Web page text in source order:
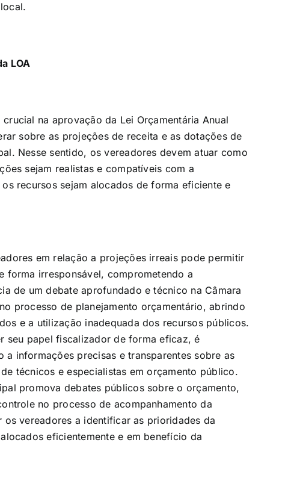
LOA
na aprovação da Lei Orçamentária Anual
sobre as projeções de receita e as dotações de
Nesse sentido, os vereadores devem atuar como
sejam realistas e compatíveis com a
recursos sejam alocados de forma eficiente e
em relação a projeções irreais pode permitir
forma irresponsável, comprometendo a
de um debate aprofundado e técnico na Câmara
processo de planejamento orçamentário, abrindo
e a utilização inadequada dos recursos públicos.
seu papel fiscalizador de forma eficaz, é
a informações precisas e transparentes sobre as
técnicos e especialistas em orçamento público.
promova debates públicos sobre o orçamento,
no processo de acompanhamento da
vereadores a identificar as prioridades da
eficientemente e em benefício da